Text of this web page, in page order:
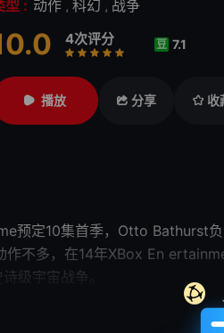
型 : 动作 , 科幻 , 战争
4次评分
很差
较差还行推荐
力荐
豆 7.1
播放 分享 收
Showtime预定10集首
在14年XBox En ertainment
种族之间的史诗
，他是人类阻止外星大军
。 Natascha